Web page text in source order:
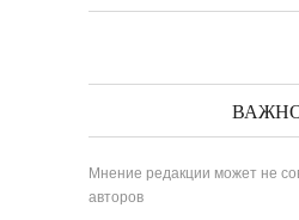
Мнение редакции может не
авторов